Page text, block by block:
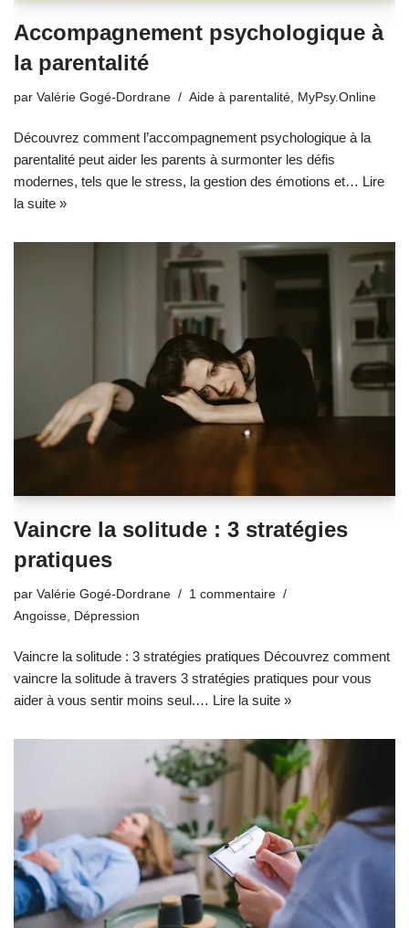
Accompagnement psychologique à
la parentalité
par Valérie Gogé-Dordrane Aide à parentalité MyPsy.Online
Découvrez comment l’accompagnement psychologique à la
parentalité peut aider les parents à surmonter les défis
modernes, tels que le stress, la gestion des émotions et… Lire
la suite »
Vaincre la solitude : 3 stratégies
pratiques
par Valérie Gogé-Dordrane
1 commentaire
Angoisse, Dépression
Vaincre la solitude : 3 stratégies pratiques Découvrez comment
vaincre la solitude à travers 3 stratégies pratiques pour vous
aider à vous sentir moins seul.… Lire la suite »